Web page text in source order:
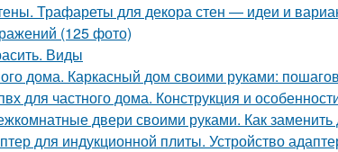
Трафареты для декора стен — идеи и
(125 фото)
Виды
дома. Каркасный дом своими руками:
для частного дома. Конструкция и
двери своими руками. Как
для индукционной плиты. Устройство